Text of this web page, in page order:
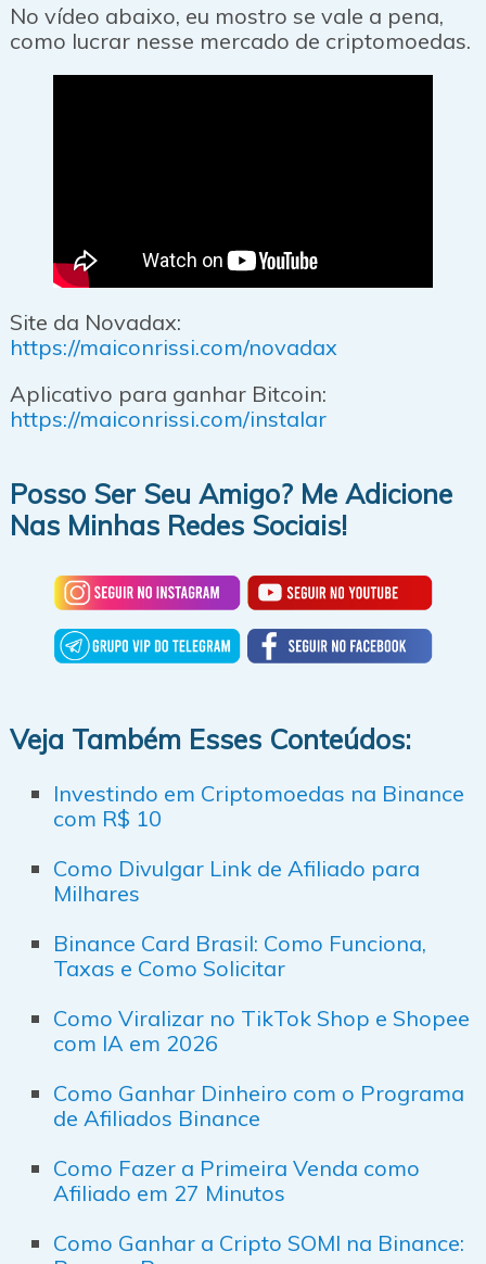
No vídeo abaixo, eu mostro se vale a pena,
como lucrar nesse mercado de criptomoedas.
Site da Novadax:
https://maiconrissi.com/novadax
Aplicativo para ganhar Bitcoin:
https://maiconrissi.com/instalar
Posso Ser Seu Amigo? Me Adicione
Nas Minhas Redes Sociais!
Veja Também Esses Conteúdos:
Investindo em Criptomoedas na Binance
com R$ 10
Como Divulgar Link de Afiliado para
Milhares
Binance Card Brasil: Como Funciona,
Taxas e Como Solicitar
Como Viralizar no TikTok Shop e Shopee
com IA em 2026
Como Ganhar Dinheiro com o Programa
de Afiliados Binance
Como Fazer a Primeira Venda como
Afiliado em 27 Minutos
Como Ganhar a Cripto SOMI na Binance: